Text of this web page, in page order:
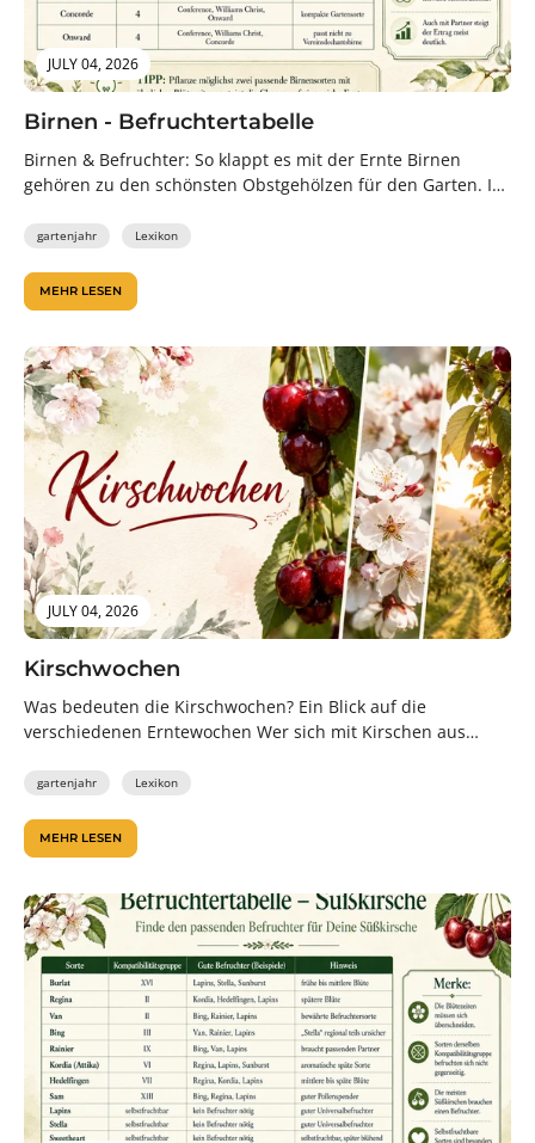
JULY 04, 2026
Birnen - Befruchtertabelle
Birnen & Befruchter: So klappt es mit der Ernte Birnen
gehören zu den schönsten Obstgehölzen für den Garten. Im
gartenjahr Lexikon
MEHR LESEN
JULY 04, 2026
Kirschwochen
Was bedeuten die Kirschwochen? Ein Blick auf die
verschiedenen Erntewochen Wer sich mit Kirschen aus
gartenjahr Lexikon
MEHR LESEN